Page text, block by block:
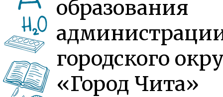
образования
городского
«Город Чита»